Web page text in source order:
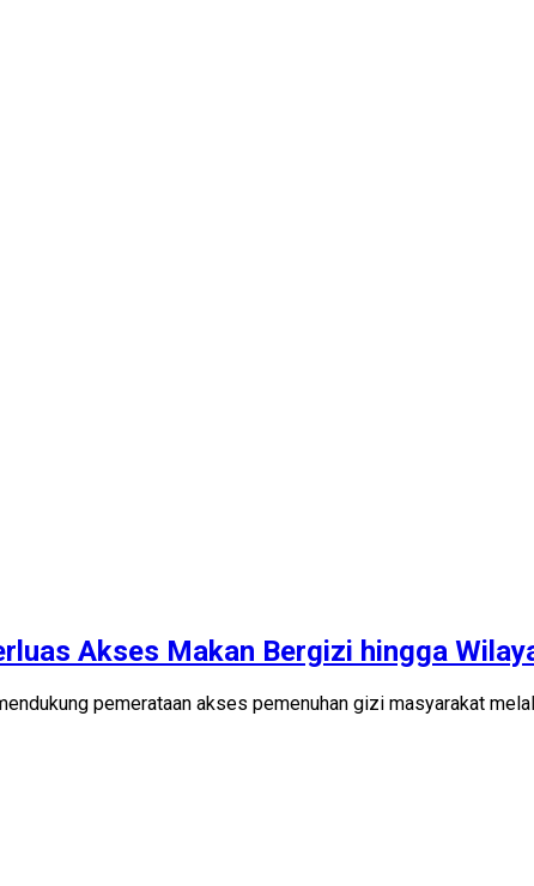
Akses Makan Bergizi hingga
pemerataan akses pemenuhan gizi masyarakat